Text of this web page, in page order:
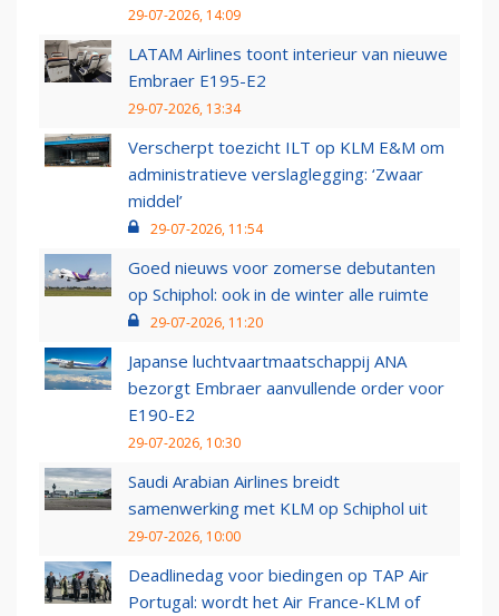
29-07-2026, 14:09
LATAM Airlines toont interieur van nieuwe
Embraer E195-E2
29-07-2026, 13:34
Verscherpt toezicht ILT op KLM E&M om
administratieve verslaglegging: ‘Zwaar
middel’
29-07-2026, 11:54
Goed nieuws voor zomerse debutanten
op Schiphol: ook in de winter alle ruimte
29-07-2026, 11:20
Japanse luchtvaartmaatschappij ANA
bezorgt Embraer aanvullende order voor
E190-E2
29-07-2026, 10:30
Saudi Arabian Airlines breidt
samenwerking met KLM op Schiphol uit
29-07-2026, 10:00
Deadlinedag voor biedingen op TAP Air
Portugal: wordt het Air France-KLM of